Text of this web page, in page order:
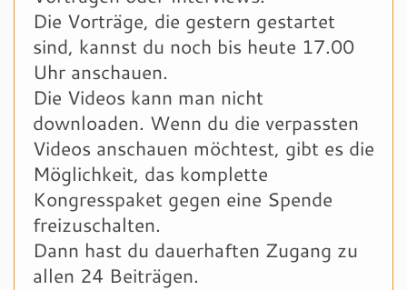
Die Vorträge, die gestern gestartet
sind, kannst du noch bis heute 17.00
Uhr anschauen.
Die Videos kann man nicht
downloaden. Wenn du die verpassten
Videos anschauen möchtest, gibt es die
Möglichkeit, das komplette
Kongresspaket gegen eine Spende
freizuschalten.
Dann hast du dauerhaften Zugang zu
allen 24 Beiträgen.